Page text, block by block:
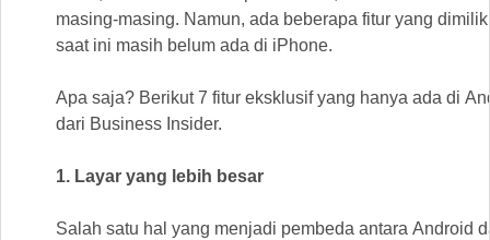
masing-masing. Namun, ada beberapa fitur yang
saat ini masih belum ada di iPhone.
Apa saja? Berikut 7 fitur eksklusif yang hanya ada di
dari Business Insider.
1. Layar yang lebih besar
Salah satu hal yang menjadi pembeda antara Android